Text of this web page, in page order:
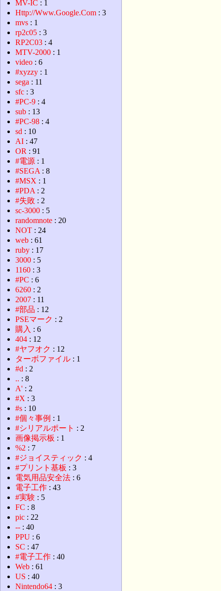
MV-IC : 1
Http://Www.Google.Com : 3
mvs : 1
rp2c05 : 3
RP2C03 : 4
MTV-2000 : 1
video : 6
#xyzzy : 1
sega : 11
sfc : 3
#PC-9 : 4
sub : 13
#PC-98 : 4
sd : 10
AI : 47
OR : 91
#電源 : 1
#SEGA : 8
#MSX : 1
#PDA : 2
#失敗 : 2
sc-3000 : 5
randomnote : 20
NOT : 24
web : 61
ruby : 17
3000 : 5
1160 : 3
#PC : 6
6260 : 2
2007 : 11
#部品 : 12
PSEマーク : 2
購入 : 6
404 : 12
#ヤフオク : 12
ターボファイル : 1
#d : 2
.. : 8
A' : 2
#X : 3
#s : 10
#個々事例 : 1
#シリアルポート : 2
画像掲示板 : 1
%2 : 7
#ジョイスティック : 4
#プリント基板 : 3
電気用品安全法 : 6
電子工作 : 43
#実験 : 5
FC : 8
pic : 22
-- : 40
PPU : 6
SC : 47
#電子工作 : 40
Web : 61
US : 40
Nintendo64 : 3